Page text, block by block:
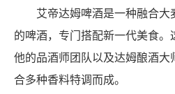
艾帝达姆啤酒是一种融合
的啤酒，专门搭配新一代美食。
他的品酒师团队以及达姆酿酒大
合多种香料特调而成。